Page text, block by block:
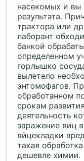
насекомых и вы
результата.
трактора или
лаборант
банкой
определенном
горлышко
вылетело
энтомофагов.
обработанном
срокам
деятельность
заражение яиц
яйцекладки
такая
дешевле химии.